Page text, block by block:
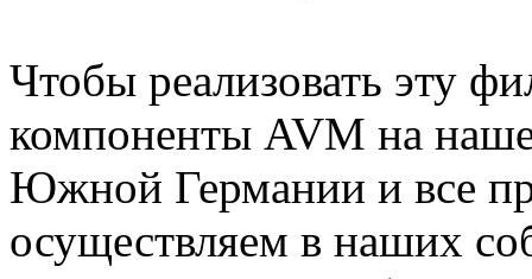
Чтобы реализовать эту
компоненты AVM на
Южной Германии и все
осуществляем в наших